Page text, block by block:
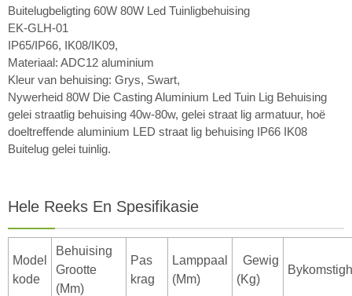
Buitelugbeligting 60W 80W Led Tuinligbehuising
EK-GLH-01
IP65/IP66, IK08/IK09,
Materiaal: ADC12 aluminium
Kleur van behuising: Grys, Swart,
Nywerheid 80W Die Casting Aluminium Led Tuin Lig Behuising
gelei straatlig behuising 40w-80w, gelei straat lig armatuur, hoë
doeltreffende aluminium LED straat lig behuising IP66 IK08
Buitelug gelei tuinlig.
Hele Reeks En Spesifikasie
Model
kode
Behuising
Grootte
(Mm)
Pas
krag
Lamppaal
(Mm)
Gewig
(Kg)